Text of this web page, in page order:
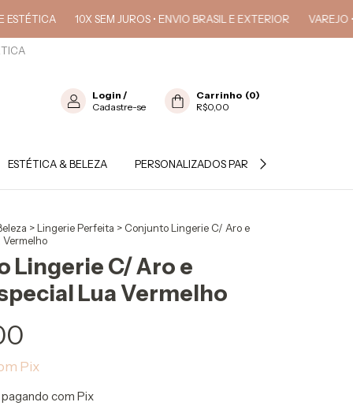
10X SEM JUROS • ENVIO BRASIL E EXTERIOR VAREJO •
Login /
Cadastre-se
Carrinho (0)
R$0,00
ESTÉTICA & BELEZA PERSONALIZADOS PARA PROFISSIONAL
> Lingerie Perfeita > Conjunto Lingerie C/ Aro e
Vermelho
Lingerie C/ Aro e
Lua Vermelho
Pix
com Pix